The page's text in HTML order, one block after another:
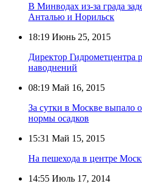
В Минводах из-за града
Анталью и Норильск
18:19 Июнь 25, 2015
Директор Гидрометцентра
наводнений
08:19 Май 16, 2015
За сутки в Москве выпало
нормы осадков
15:31 Май 15, 2015
На пешехода в центре
14:55 Июль 17, 2014